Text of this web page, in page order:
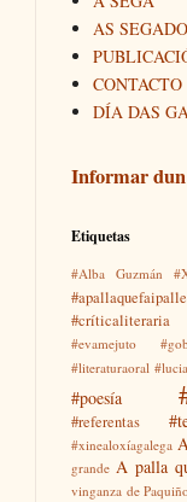
AS
CONTACTO
DÍA DAS
Informar dun
Etiquetas
#Alba Guzmán
#críticaliteraria
#evamejuto
#literaturaoral
#poesía
#referentas
#xinealoxíagalega
grande A palla
vinganza de